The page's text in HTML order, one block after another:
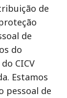
de
de
do
CICV
Estamos
pessoal de